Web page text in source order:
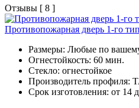
Отзывы [ 8 ]
Противопожарная дверь 1-го
Размеры: Любые по
Огнестойкость: 60 мин.
Стекло: огнестойкое
Производитель
Срок изготовления: от 14